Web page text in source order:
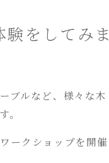
をしてみま
ブルなど、様々な⽊
。
ークショップを開催